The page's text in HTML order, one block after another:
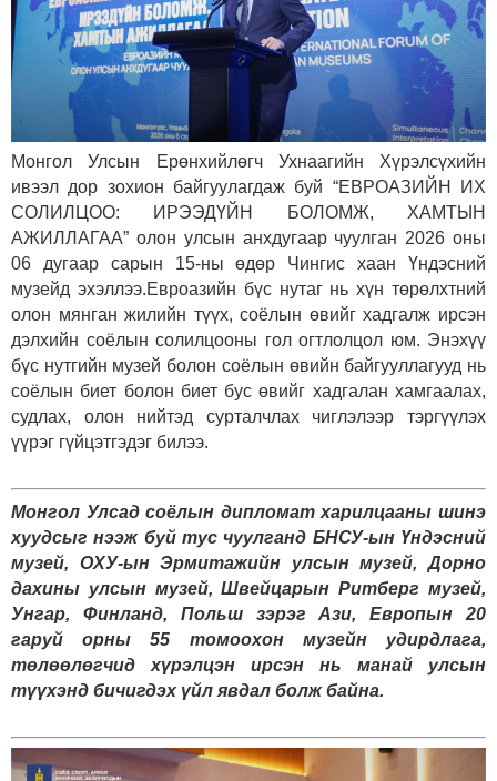
Монгол Улсын Ерөнхийлөгч Ухнаагийн Хүрэлсүхийн
ивээл дор зохион байгуулагдаж буй “ЕВРОАЗИЙН ИХ
СОЛИЛЦОО: ИРЭЭДҮЙН БОЛОМЖ, ХАМТЫН
АЖИЛЛАГАА” олон улсын анхдугаар чуулган 2026 оны
06 дугаар сарын 15-ны өдөр Чингис хаан Үндэсний
музейд эхэллээ.Евроазийн бүс нутаг нь хүн төрөлхтний
олон мянган жилийн түүх, соёлын өвийг хадгалж ирсэн
дэлхийн соёлын солилцооны гол огтлолцол юм. Энэхүү
бүс нутгийн музей болон соёлын өвийн байгууллагууд нь
соёлын биет болон биет бус өвийг хадгалан хамгаалах,
судлах, олон нийтэд сурталчлах чиглэлээр тэргүүлэх
үүрэг гүйцэтгэдэг билээ.
Монгол Улсад соёлын дипломат харилцааны шинэ
хуудсыг нээж буй тус чуулганд БНСУ-ын Үндэсний
музей, ОХУ-ын Эрмитажийн улсын музей, Дорно
дахины улсын музей, Швейцарын Ритберг музей,
Унгар, Финланд, Польш зэрэг Ази, Европын 20
гаруй орны 55 томоохон музейн удирдлага,
төлөөлөгчид хүрэлцэн ирсэн нь манай улсын
түүхэнд бичигдэх үйл явдал болж байна.